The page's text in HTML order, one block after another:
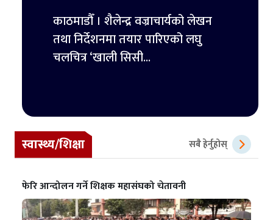
काठमाडौँ । शैलेन्द्र वज्राचार्यको लेखन
तथा निर्देशनमा तयार पारिएको लघु
चलचित्र ‘खाली सिसी...
स्वास्थ्य/शिक्षा सबै हेर्नुहोस्
फेरि आन्दोलन गर्ने शिक्षक महासंघको चेतावनी